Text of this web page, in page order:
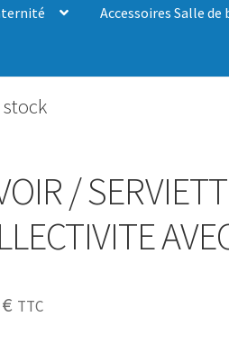
Accessoires Salle de
/
€ TTC